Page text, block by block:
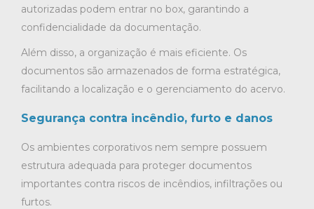
autorizadas podem entrar no box, garantindo a
confidencialidade da documentação.
Além disso, a organização é mais eficiente. Os
documentos são armazenados de forma estratégica,
facilitando a localização e o gerenciamento do acervo.
Segurança contra incêndio, furto e danos
Os ambientes corporativos nem sempre possuem
estrutura adequada para proteger documentos
importantes contra riscos de incêndios, infiltrações ou
furtos.